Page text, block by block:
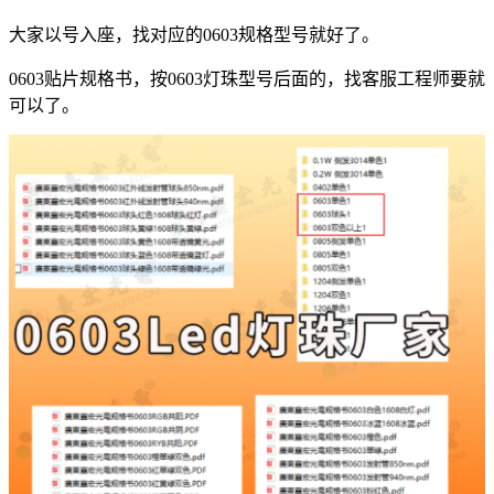
大家以号入座，找对应的0603规格型号就好了。
0603贴片规格书，按0603灯珠型号后面的，找客服工程师要就
可以了。